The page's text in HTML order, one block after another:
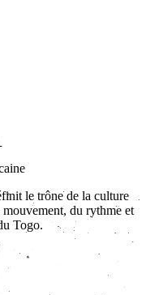
le trône de la culture
du rythme et
Togo.